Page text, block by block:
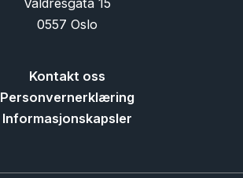
Valdresgata 15
0557 Oslo
Kontakt oss
Personvernerklæring
Informasjonskapsler